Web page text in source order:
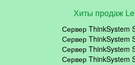
Хиты продаж
Сервер ThinkSystem
Сервер ThinkSystem
Сервер ThinkSystem
Сервер ThinkSystem